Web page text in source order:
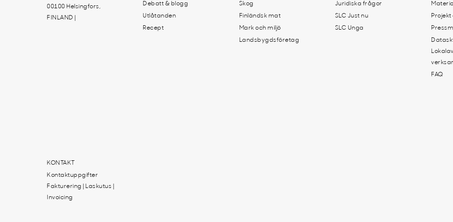
00100 Helsingfors,
FINLAND |
Debatt & blogg
Utlåtanden
Recept
Skog
Finländsk mat
Mark och miljö
Landsbygdsföretag
Juridiska frågor
SLC Just nu
SLC Unga
FAQ
KONTAKT
Kontaktuppgifter
Fakturering | Laskutus |
Invoicing